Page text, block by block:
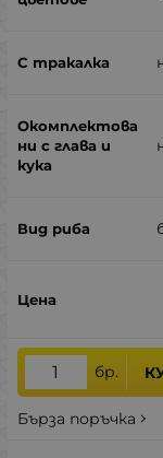
бр.
Бърза поръчка